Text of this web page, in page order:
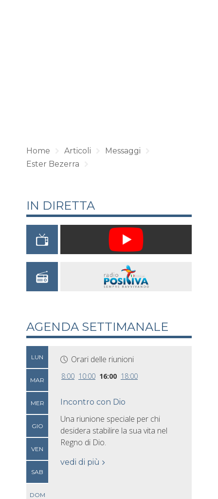
Home Articoli
Messaggi
Ester Bezerra
IN DIRETTA
AGENDA SETTIMANALE
LUN
MAR
MER
GIO
VEN
SAB
DOM
Orari delle riunioni
8:00 10:00 16:00 18:00
Incontro con Dio
Una riunione speciale per chi
desidera stabilire la sua vita nel
Regno di Dio.
vedi di più